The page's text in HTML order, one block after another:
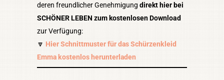
deren freundlicher Genehmigung direkt hier bei
SCHÖNER LEBEN zum kostenlosen Download
zur Verfügung:
🔽 Hier Schnittmuster für das Schürzenkleid
Emma kostenlos herunterladen